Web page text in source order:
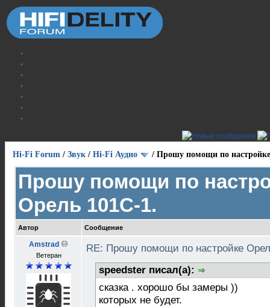
Hi-Fi Forum / Звук / Hi-Fi Аудио / Прошу помощи по
Прошу помощи по
Орель 101С-1.
Автор Сообщение
Amstrad
Ветеран
RE: Прошу помощи по настройке
speedster писал(а):
сказка . хорошо бы замеры ))
которых не будет.